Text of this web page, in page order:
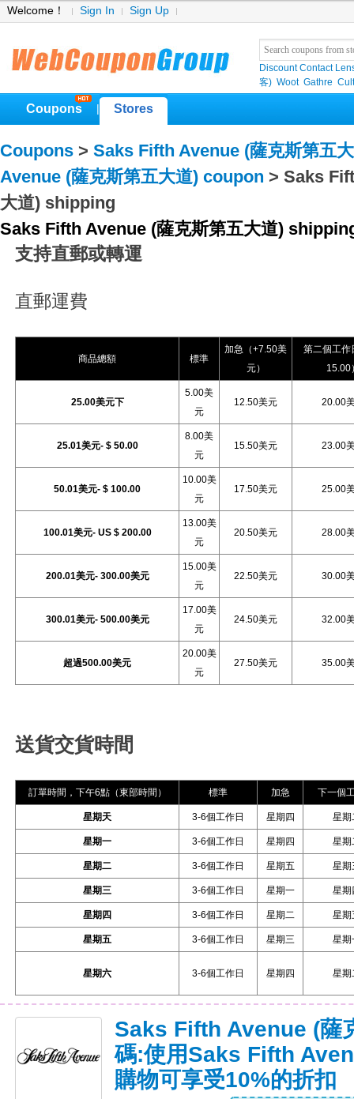
Welcome！ Sign In Sign Up
Discount Contact
客) Woot Gathre
Coupons Stores
Coupons > Saks Fifth Avenue (薩克斯第五
Avenue (薩克斯第五大道) coupon > Saks
大道) shipping
Saks Fifth Avenue (薩克斯第五大道)
支持直郵或轉運
直郵運費
商品總額 標準
加急（+7.50美
元）
第二個工作
15.00
25.00美元下
5.00美
元
12.50美元 20.00
25.01美元- $ 50.00
8.00美
元
15.50美元 23.00
50.01美元- $ 100.00
10.00美
元
17.50美元 25.00
100.01美元- US $ 200.00
13.00美
元
20.50美元 28.00
200.01美元- 300.00美元
15.00美
元
22.50美元 30.00
300.01美元- 500.00美元
17.00美
元
24.50美元 32.00
超過500.00美元
20.00美
元
27.50美元 35.00
送貨交貨時間
訂單時間，下午6點（東部時間） 標準 加急 下一個
星期天 3-6個工作日 星期四 星期
星期一 3-6個工作日 星期四 星期
星期二 3-6個工作日 星期五 星期
星期三 3-6個工作日 星期一 星期
星期四 3-6個工作日 星期二 星期
星期五 3-6個工作日 星期三 星期
星期六 3-6個工作日 星期四 星期
Saks Fifth Avenue (薩
碼:使用Saks Fifth
購物可享受10%的折扣